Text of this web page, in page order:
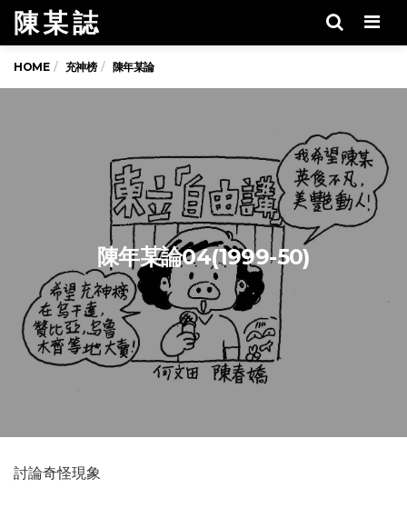
陳 某 誌
HOME 充神榜 陳年某論
陳年某論04(1999-50)
討論奇怪現象